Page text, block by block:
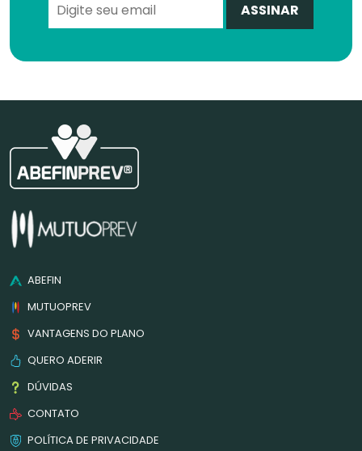
ASSINAR
ABEFIN
MUTUOPREV
VANTAGENS DO PLANO
QUERO ADERIR
DÚVIDAS
CONTATO
POLÍTICA DE PRIVACIDADE